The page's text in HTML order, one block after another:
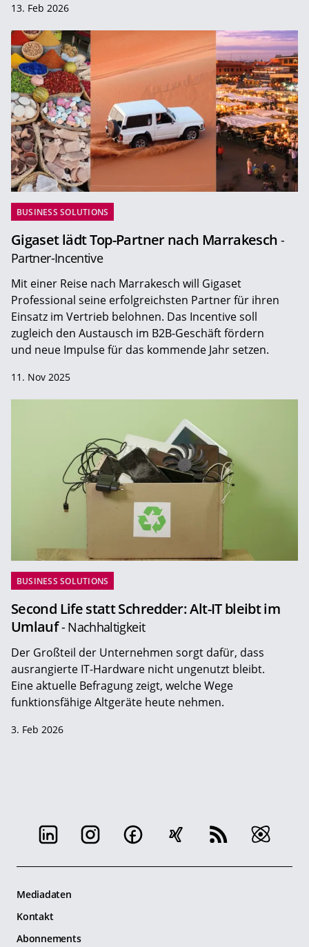
13. Feb 2026
BUSINESS SOLUTIONS
Gigaset lädt Top-Partner nach Marrakesch -
Partner-Incentive
Mit einer Reise nach Marrakesch will Gigaset
Professional seine erfolgreichsten Partner für ihren
Einsatz im Vertrieb belohnen. Das Incentive soll
zugleich den Austausch im B2B-Geschäft fördern
und neue Impulse für das kommende Jahr setzen.
11. Nov 2025
BUSINESS SOLUTIONS
Second Life statt Schredder: Alt-IT bleibt im
Umlauf- Nachhaltigkeit
Der Großteil der Unternehmen sorgt dafür, dass
ausrangierte IT-Hardware nicht ungenutzt bleibt.
Eine aktuelle Befragung zeigt, welche Wege
funktionsfähige Altgeräte heute nehmen.
3. Feb 2026
Mediadaten
Kontakt
Abonnements